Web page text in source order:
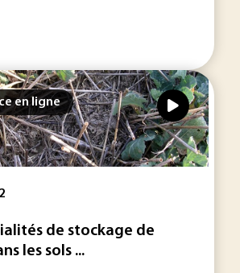
en ligne
de stockage de
les sols ...